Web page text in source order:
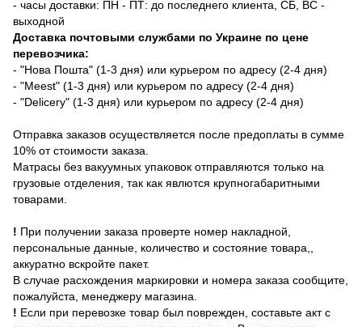
- часы доставки: ПН - ПТ: до последнего клиента, СБ, ВС -
выходной
Доставка почтовыми службами по Украине по цене
перевозчика:
- "Нова Пошта" (1-3 дня) или курьером по адресу (2-4 дня)
- "Meest" (1-3 дня) или курьером по адресу (2-4 дня)
- "Delicery" (1-3 дня) или курьером по адресу (2-4 дня)
Отправка заказов осуществляется после предоплаты в сумме
10% от стоимости заказа.
Матрасы без вакуумных упаковок отправляются только на
грузовые отделения, так как явлются крупногабаритными
товарами.
! При получении заказа проверте номер накладной,
персональные данные, количество и состояние товара,,
аккуратно вскройте пакет.
В случае расхождения маркировки и номера заказа сообщите,
пожалуйста, менеджеру магазина.
! Если при перевозке товар был поврежден, составьте акт с